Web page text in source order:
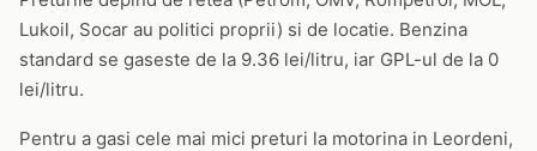
Lukoil, Socar au politici proprii) si de locatie. Benzina
standard se gaseste de la 9.36 lei/litru, iar GPL-ul de la 0
lei/litru.
Pentru a gasi cele mai mici preturi la motorina in Leordeni,